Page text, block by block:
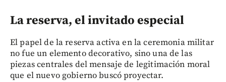
La reserva, el invitado especial
El papel de la reserva activa en la ceremonia militar
no fue un elemento decorativo, sino una de las
piezas centrales del mensaje de legitimación moral
que el nuevo gobierno buscó proyectar.